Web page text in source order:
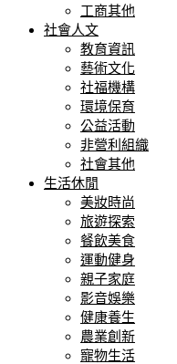
工商其他
社會人文
教育資訊
藝術文化
社福機構
環境保育
公益活動
非營利組織
社會其他
生活休閒
美妝時尚
旅遊探索
餐飲美食
運動健身
親子家庭
影音娛樂
健康養生
農業創新
寵物生活